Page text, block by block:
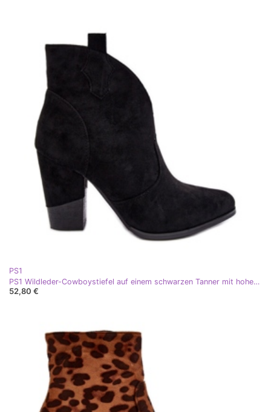
PS1
PS1 Wildleder-Cowboystiefel auf einem schwarzen Tanner mit hohem Absatz
52,80 €